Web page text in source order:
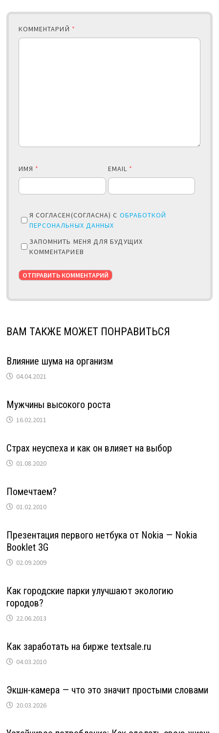
КОММЕНТАРИЙ *
ИМЯ * EMAIL *
Я СОГЛАСЕН(СОГЛАСНА) С ОБРАБОТКОЙ
ПЕРСОНАЛЬНЫХ ДАННЫХ
ЗАПОМНИТЬ МЕНЯ ДЛЯ БУДУЩИХ
КОММЕНТАРИЕВ
ВАМ ТАКЖЕ МОЖЕТ ПОНРАВИТЬСЯ
Влияние шума на организм
04.04.2021
Мужчины высокого роста
16.02.2011
Страх неуспеха и как он влияет на выбор
01.08.2020
Помечтаем?
01.02.2010
Презентация первого нетбука от Nokia — Nokia
Booklet 3G
02.09.2009
Как городские парки улучшают экологию
городов?
22.06.2013
Как заработать на бирже textsale.ru
04.03.2010
Экшн-камера — что это значит простыми словами
20.03.2026